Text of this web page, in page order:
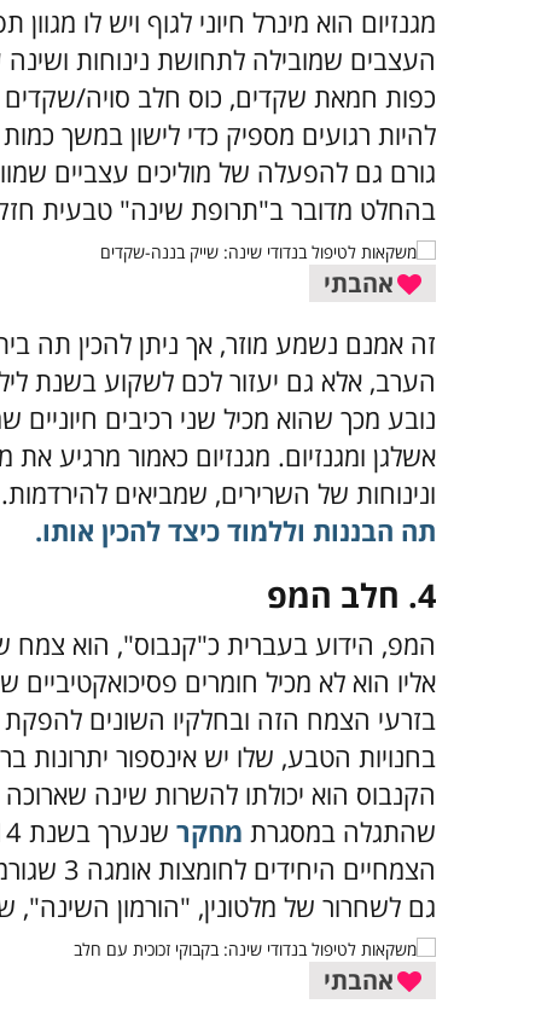
מגנזיום הוא מינרל חיוני לגוף ויש לו
כפות חמאת שקדים, כוס חלב סויה/שקדים
להיות רגועים מספיק כדי לישון במשך
גורם גם להפעלה של מוליכים עצביים
בהחלט מדובר ב"תרופת שינה" טבעית
אהבתי
זה אמנם נשמע מוזר, אך ניתן להכין תה
הערב, אלא גם יעזור לכם לשקוע בשנת
נובע מכך שהוא מכיל שני רכיבים
אשלגן ומגנזיום. מגנזיום כאמור מרגיע
ונינוחות של השרירים, שמביאים להירדמות.
תה הבננות וללמוד כיצד להכין אותו.
4. חלב המפ
המפ, הידוע בעברית כ"קנבוס", הוא צמח
אליו הוא לא מכיל חומרים
בזרעי הצמח הזה ובחלקיו השונים להפקת
בחנויות הטבע, שלו יש אינספור יתרונות
הקנבוס הוא יכולתו להשרות שינה
שהתגלה במסגרת מחקר
גם לשחרור של מלטונין, "הורמון השינה",
אהבתי